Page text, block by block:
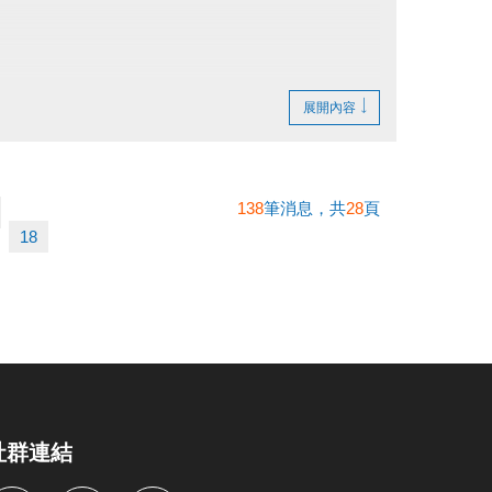
展開內容
18
138筆消息，共28頁
群連結